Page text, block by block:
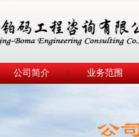
公司简介 业务范围